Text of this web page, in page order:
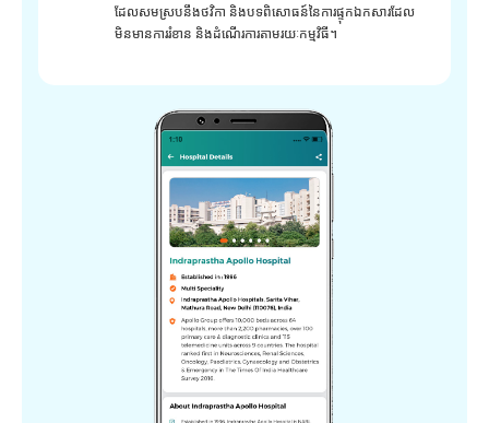
ដែលសមស្របនឹងថវិកា និងបទពិសោធន៍នៃការផ្ទុកឯកសារដែល
មិនមានការរំខាន និងដំណើរការតាមរយៈកម្មវិធី។